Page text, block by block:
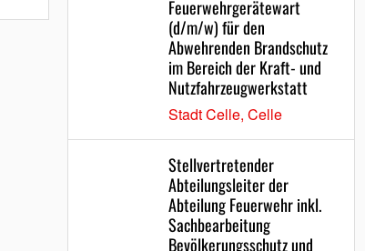
Feuerwehrgerätewart
(d/m/w) für den
Abwehrenden Brandschutz
im Bereich der Kraft- und
Nutzfahrzeugwerkstatt
Stadt Celle, Celle
Stellvertretender
Abteilungsleiter der
Abteilung Feuerwehr inkl.
Sachbearbeitung
Bevölkerungsschutz und